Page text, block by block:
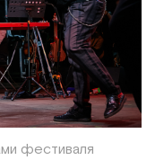
фестиваля